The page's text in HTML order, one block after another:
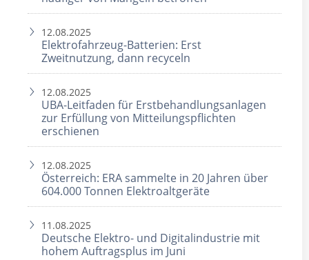
12.08.2025
Elektrofahrzeug-Batterien: Erst
Zweitnutzung, dann recyceln
12.08.2025
UBA-Leitfaden für Erstbehandlungsanlagen
zur Erfüllung von Mitteilungspflichten
erschienen
12.08.2025
Österreich: ERA sammelte in 20 Jahren über
604.000 Tonnen Elektroaltgeräte
11.08.2025
Deutsche Elektro- und Digitalindustrie mit
hohem Auftragsplus im Juni